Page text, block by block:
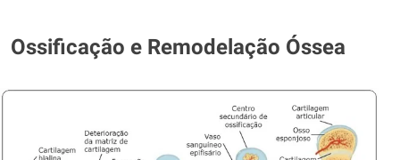
Ossificação e Remodelação Óssea